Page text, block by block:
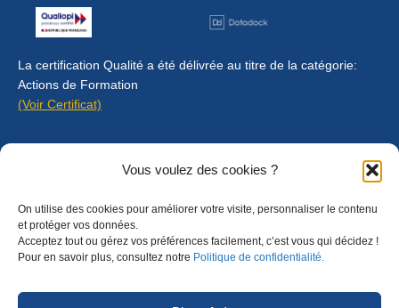
Vous voulez des cookies ?
On utilise des cookies pour améliorer votre visite, personnaliser le contenu
et protéger vos données.
Acceptez tout ou gérez vos préférences facilement, c’est vous qui décidez !
Pour en savoir plus, consultez notre Politique de confidentialité.
La certification Qualité a été délivrée au titre de la catégorie:
Actions de Formation
(Voir Certificat)
Règlement intérieur
CGU
CGV